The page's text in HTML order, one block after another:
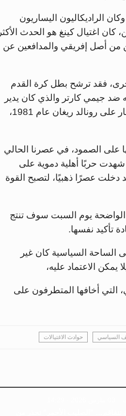
الراديكاليون اليساريون
اغتيال كينغ هو الحدث الأكثر
من أصل إفريقي والمدافعين عن
مرة أخرى، فقد ترشح بطل كرة القدم
ضد جيمي كارتر والذي كان يدير
مزرعة للفول السوداني، كما حاول مسلح مختل عقليا إطلاق النار على رونالد ريغان عام 1981،
على الصمود، في عصرنا الحالي
شهدت حربًا أهلية دموية على
عصرًا ذهبيًا، لتصبح القوة
الواضحة يوم السبت سوف تنتج
تأكيد نفسها.
الساحة السياسية كان غير
الاعتماد عليه،
التي أخافها المتطرفون على
السياسي حوادث الاغتيالات